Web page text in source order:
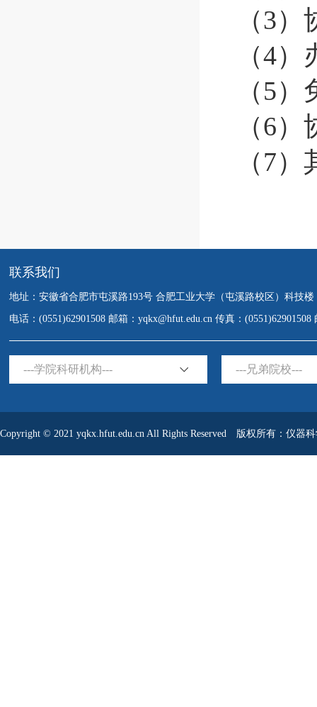
（3）
（4）
（5）
（6）
（7）
联系我们
地址：安徽省合肥市屯溪路193号 合肥工业大学（屯溪路校区）科技楼
电话：(0551)62901508 邮箱：yqkx@hfut.edu.cn 传真：(0551)62901508
---学院科研机构--- ---兄弟院校---
Copyright © 2021 yqkx.hfut.edu.cn All Rights Reserved 版权所有：仪器